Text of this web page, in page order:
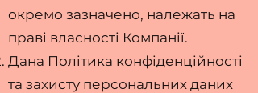
окремо зазначено, належать на
праві власності Компанії.
Дана Політика конфіденційності
та захисту персональних даних